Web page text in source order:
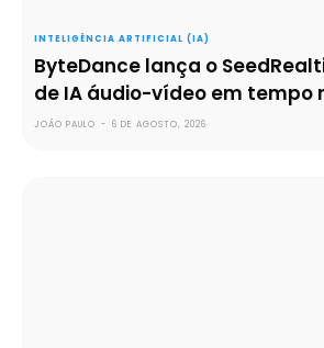
INTELIGÊNCIA ARTIFICIAL (IA)
ByteDance lança o
de IA áudio-vídeo em tempo
JOÃO PAULO - 6 DE AGOSTO, 2026